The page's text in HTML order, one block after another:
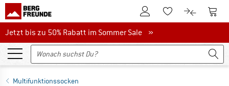
Zum KundenkontoZum Merkzettel.
Zum Zum
Jetzt bis zu 50% Rabatt im Sommer Sale
Jetzt bis zu 50% Rabatt im Sommer Sale »
Multifunktionssocken